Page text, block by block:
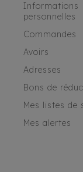
Informations
personnelles
Commandes
Avoirs
Adresses
Bons de
Mes listes de
Mes alertes